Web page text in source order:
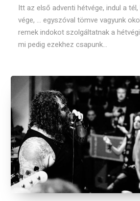
Itt az első adventi hétvége, indul a
vége, ... egyszóval tömve vagyunk
remek indokot szolgáltatnak a
mi pedig ezekhez csapunk...